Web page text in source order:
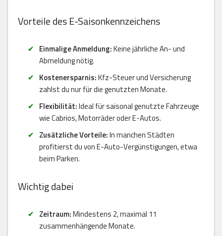
Vorteile des E-Saisonkennzeichens
Einmalige Anmeldung:Keine jährliche An- und
Abmeldung nötig.
Kostenersparnis:Kfz-Steuer und Versicherung
zahlst du nur für die genutzten Monate.
Flexibilität:Ideal für saisonal genutzte Fahrzeuge
wie Cabrios, Motorräder oder E-Autos.
Zusätzliche Vorteile:In manchen Städten
profitierst du von E-Auto-Vergünstigungen, etwa
beim Parken.
Wichtig dabei
Zeitraum:Mindestens 2, maximal 11
zusammenhängende Monate.